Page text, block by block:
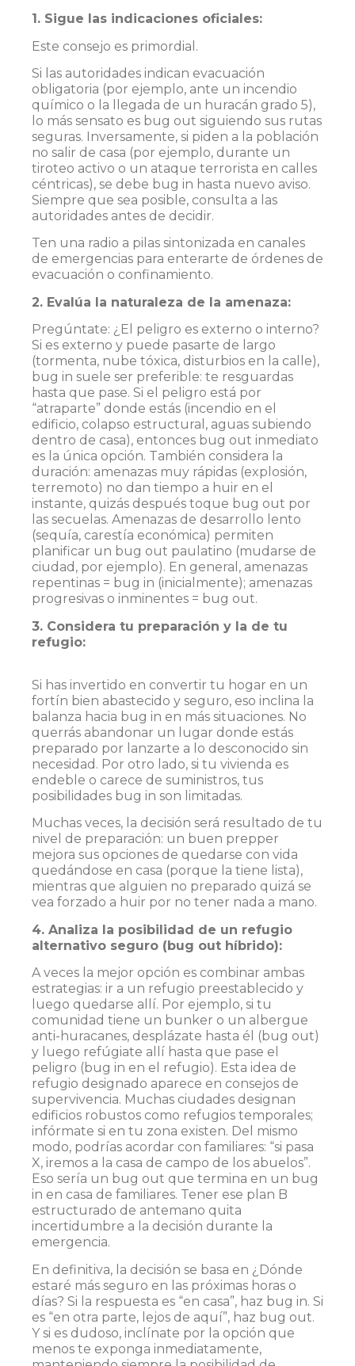
1. Sigue las indicaciones oficiales:
Este consejo es primordial.
Si las autoridades indican evacuación
obligatoria (por ejemplo, ante un incendio
químico o la llegada de un huracán grado 5),
lo más sensato es bug out siguiendo sus rutas
seguras. Inversamente, si piden a la población
no salir de casa (por ejemplo, durante un
tiroteo activo o un ataque terrorista en calles
céntricas), se debe bug in hasta nuevo aviso.
Siempre que sea posible, consulta a las
autoridades antes de decidir​.
Ten una radio a pilas sintonizada en canales
de emergencias para enterarte de órdenes de
evacuación o confinamiento.
2. Evalúa la naturaleza de la amenaza:
Pregúntate: ¿El peligro es externo o interno?
Si es externo y puede pasarte de largo
(tormenta, nube tóxica, disturbios en la calle),
bug in suele ser preferible: te resguardas
hasta que pase. Si el peligro está por
“atraparte” donde estás (incendio en el
edificio, colapso estructural, aguas subiendo
dentro de casa), entonces bug out inmediato
es la única opción. También considera la
duración: amenazas muy rápidas (explosión,
terremoto) no dan tiempo a huir en el
instante, quizás después toque bug out por
las secuelas. Amenazas de desarrollo lento
(sequía, carestía económica) permiten
planificar un bug out paulatino (mudarse de
ciudad, por ejemplo). En general, amenazas
repentinas = bug in (inicialmente); amenazas
progresivas o inminentes = bug out.
3. Considera tu preparación y la de tu
refugio:
Si has invertido en convertir tu hogar en un
fortín bien abastecido y seguro, eso inclina la
balanza hacia bug in en más situaciones. No
querrás abandonar un lugar donde estás
preparado por lanzarte a lo desconocido sin
necesidad. Por otro lado, si tu vivienda es
endeble o carece de suministros, tus
posibilidades bug in son limitadas.
Muchas veces, la decisión será resultado de tu
nivel de preparación: un buen prepper
mejora sus opciones de quedarse con vida
quedándose en casa (porque la tiene lista),
mientras que alguien no preparado quizá se
vea forzado a huir por no tener nada a mano.
4. Analiza la posibilidad de un refugio
alternativo seguro (bug out híbrido):
A veces la mejor opción es combinar ambas
estrategias: ir a un refugio preestablecido y
luego quedarse allí. Por ejemplo, si tu
comunidad tiene un bunker o un albergue
anti-huracanes, desplázate hasta él (bug out)
y luego refúgiate allí hasta que pase el
peligro (bug in en el refugio). Esta idea de
refugio designado aparece en consejos de
supervivencia​. Muchas ciudades designan
edificios robustos como refugios temporales;
infórmate si en tu zona existen. Del mismo
modo, podrías acordar con familiares: “si pasa
X, iremos a la casa de campo de los abuelos”.
Eso sería un bug out que termina en un bug
in en casa de familiares. Tener ese plan B
estructurado de antemano quita
incertidumbre a la decisión durante la
emergencia.
En definitiva, la decisión se basa en ¿Dónde
estaré más seguro en las próximas horas o
días? Si la respuesta es “en casa”, haz bug in. Si
es “en otra parte, lejos de aquí”, haz bug out.
Y si es dudoso, inclínate por la opción que
menos te exponga inmediatamente,